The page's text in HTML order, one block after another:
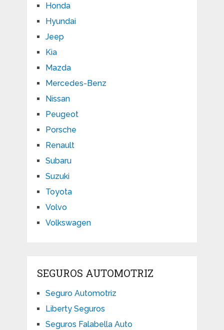
Honda
Hyundai
Jeep
Kia
Mazda
Mercedes-Benz
Nissan
Peugeot
Porsche
Renault
Subaru
Suzuki
Toyota
Volvo
Volkswagen
SEGUROS AUTOMOTRIZ
Seguro Automotriz
Liberty Seguros
Seguros Falabella Auto